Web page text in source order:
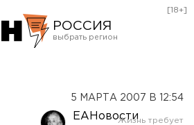
РОССИЯ
[18+]
5 МАРТА 2007 В 12:54
ЕАНовости